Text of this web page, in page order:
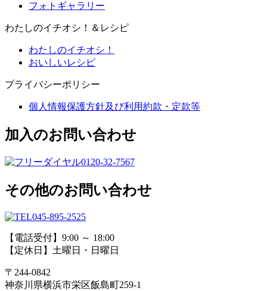
フォトギャラリー
わたしのイチオシ！＆レシピ
わたしのイチオシ！
おいしいレシピ
プライバシーポリシー
個人情報保護方針及び利用約款・定款等
加入のお問い合わせ
0120-32-7567
その他のお問い合わせ
045-895-2525
【電話受付】9:00 ～ 18:00
【定休日】土曜日・日曜日
〒244-0842
神奈川県横浜市栄区飯島町259-1